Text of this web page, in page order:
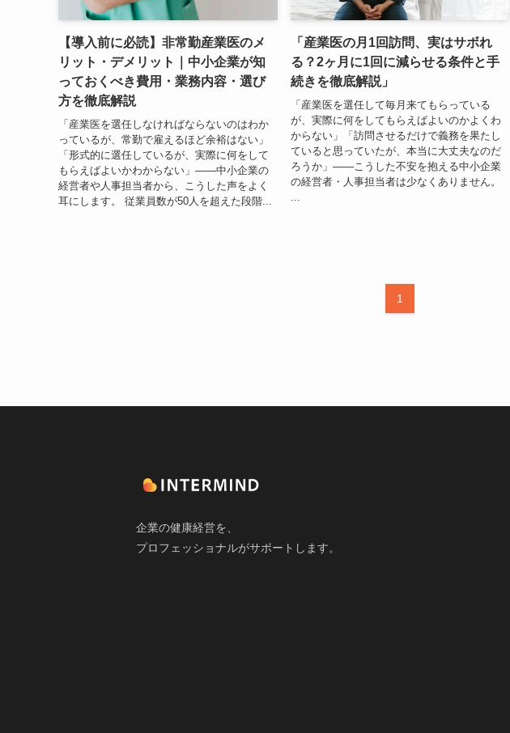
【導入前に必読】非常勤産業医のメ
リット・デメリット｜中小企業が知
っておくべき費用・業務内容・選び
方を徹底解説
「産業医を選任しなければならないのはわか
っているが、常勤で雇えるほど余裕はない」
「形式的に選任しているが、実際に何をして
もらえばよいかわからない」——中小企業の
経営者や人事担当者から、こうした声をよく
耳にします。 従業員数が50人を超えた段階...
「産業医の月1回訪問、実はサボれ
る？2ヶ月に1回に減らせる条件と手
続きを徹底解説」
「産業医を選任して毎月来てもらっている
が、実際に何をしてもらえばよいのかよくわ
からない」「訪問させるだけで義務を果たし
ていると思っていたが、本当に大丈夫なのだ
ろうか」——こうした不安を抱える中小企業
の経営者・人事担当者は少なくありません。
1
企業の健康経営を、
プロフェッショナルがサポートします。